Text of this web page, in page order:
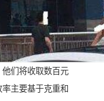
们将收取数百元
主要基于克重和